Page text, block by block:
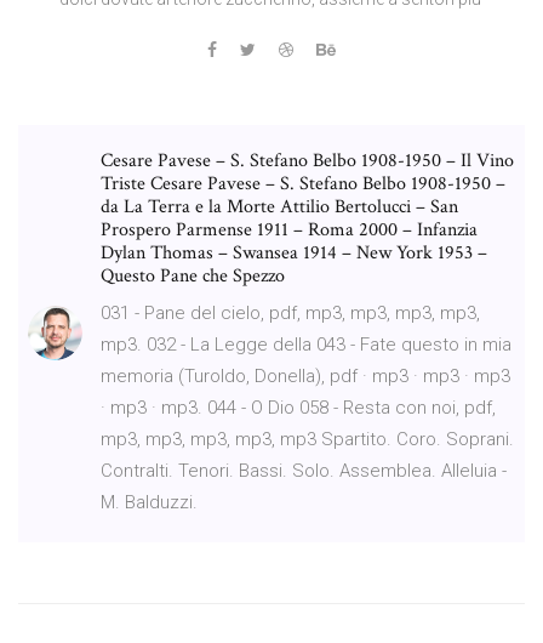
Cesare Pavese – S. Stefano Belbo 1908-1950 – Il Vino
Triste Cesare Pavese – S. Stefano Belbo 1908-1950 –
da La Terra e la Morte Attilio Bertolucci – San
Prospero Parmense 1911 – Roma 2000 – Infanzia
Dylan Thomas – Swansea 1914 – New York 1953 –
Questo Pane che Spezzo
031 - Pane del cielo, pdf, mp3, mp3, mp3, mp3,
mp3. 032 - La Legge della 043 - Fate questo in mia
memoria (Turoldo, Donella), pdf · mp3 · mp3 · mp3
· mp3 · mp3. 044 - O Dio 058 - Resta con noi, pdf,
mp3, mp3, mp3, mp3, mp3 Spartito. Coro. Soprani.
Contralti. Tenori. Bassi. Solo. Assemblea. Alleluia -
M. Balduzzi.